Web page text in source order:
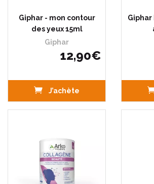
Giphar - mon contour
des yeux 15ml
Giphar
12,90€
J’achète
Giphar